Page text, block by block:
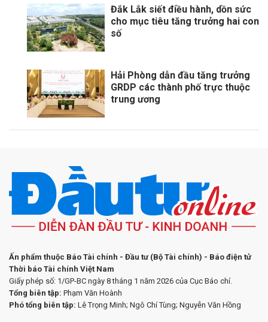
Đắk Lắk siết điều hành, dồn sức
cho mục tiêu tăng trưởng hai con
số
Hải Phòng dẫn đầu tăng trưởng
GRDP các thành phố trực thuộc
trung ương
Ấn phẩm thuộc Báo Tài chính - Đầu tư (Bộ Tài chính) - Báo điện tử
Thời báo Tài chính Việt Nam
Giấy phép số: 1/GP-BC ngày 8 tháng 1 năm 2026 của Cục Báo chí.
Tổng biên tập: Phạm Văn Hoành
Phó tổng biên tập: Lê Trọng Minh; Ngô Chí Tùng; Nguyễn Văn Hồng